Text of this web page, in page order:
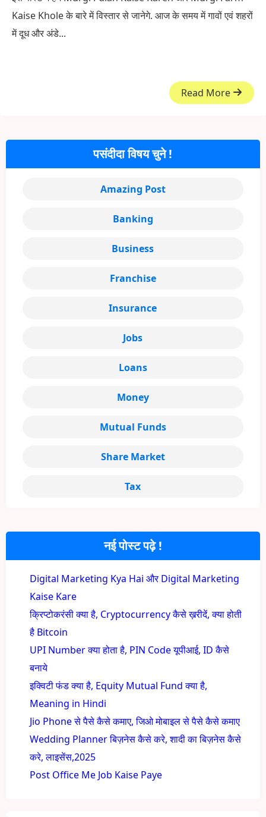
Kaise Khole के बारे में विस्तार से जानेगे. आज के समय में गावों एवं शहरों
में दूध और अंडे...
Read More
नई पोस्ट पढ़े !
Digital Marketing Kya Hai और Digital Marketing
Kaise Kare
क्रिप्टोकरंसी क्या है, Cryptocurrency कैसे ख़रीदें, क्या होती
है Bitcoin
UPI Number क्या होता है, PIN Code यूपीआई, ID कैसे
बनाये
इक्विटी फंड क्या है, Equity Mutual Fund क्या है,
Meaning in Hindi
Jio Phone से पैसे कैसे कमाए, जिओ मोबाइल से पैसे कैसे कमाए
Wedding Planner बिज़नेस कैसे करे, शादी का बिज़नेस कैसे
करे, लाइसेंस,2025
Post Office Me Job Kaise Paye
पसंदीदा विषय चुने !
Amazing Post
Banking
Business
Franchise
Insurance
Jobs
Loans
Money
Mutual Funds
Share Market
Tax